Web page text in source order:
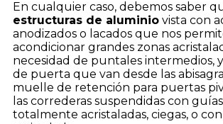
En cualquier caso, debemos saber
estructuras de aluminio vista con
anodizados o lacados que nos
acondicionar grandes zonas
necesidad de puntales intermedios,
de puerta que van desde las
muelle de retención para puertas
las correderas suspendidas con
totalmente acristaladas, ciegas, o